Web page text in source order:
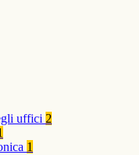
uffici 2
1